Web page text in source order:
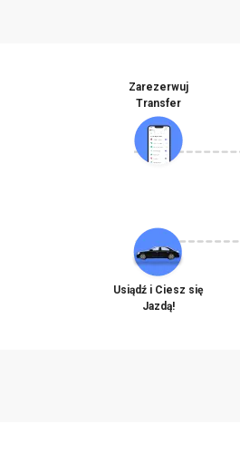
Zarezerwuj
Transfer
Usiądź i Ciesz się
Jazdą!